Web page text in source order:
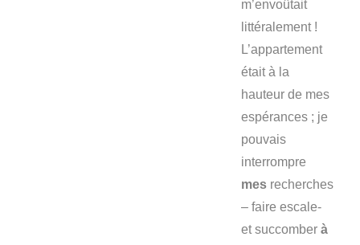
m’envoûtait
littéralement !
L’appartement
était à la
hauteur de mes
espérances ; je
pouvais
interrompre
mes recherches
– faire escale-
et succomber à